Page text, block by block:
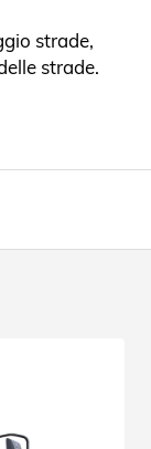
strade,
strade.